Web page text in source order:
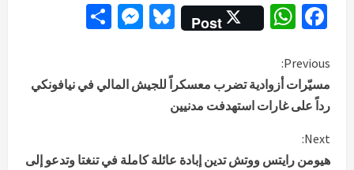
Facebook
WhatsApp
Post
Bluesky
C
o
n
Previous:
مسيّرات أزوادية تضرب معسكراً للجيش المالي في نيافونكي
رداً على غارات استهدفت مدنيين
Next:
هيومن رايتس ووتش تدين إبادة عائلة كاملة في تنغتا وتدعو إلى